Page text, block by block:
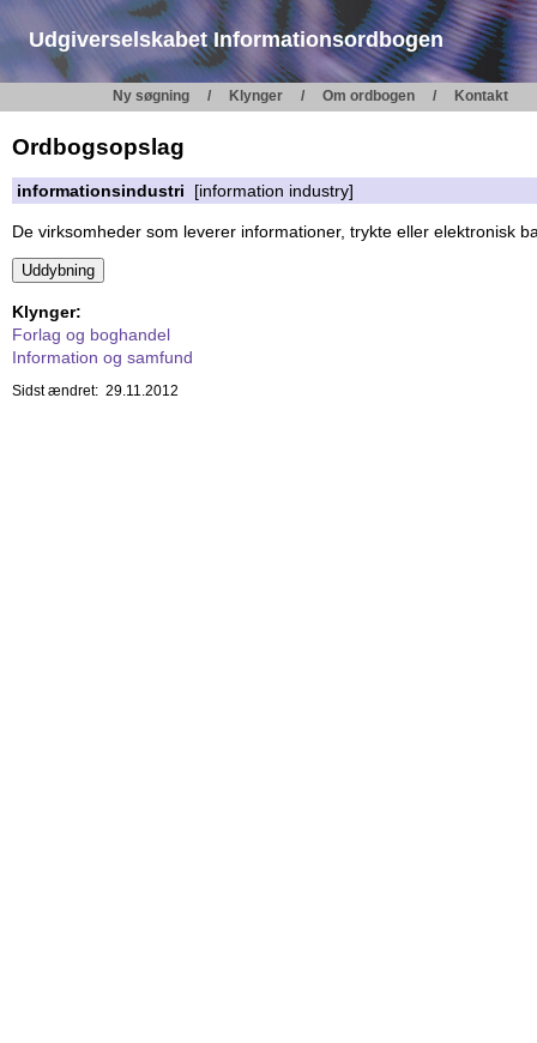
Udgiverselskabet Informationsordbogen
Ny søgning Klynger Om ordbogen Kontakt
Ordbogsopslag
informationsindustri [information industry]
De virksomheder som leverer informationer, trykte eller elektronisk
Klynger:
Forlag og boghandel
Information og samfund
Sidst ændret: 29.11.2012